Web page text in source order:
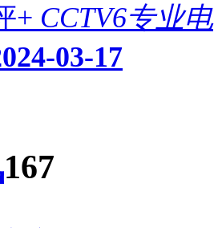
+ CCTV6专业电
03-17
167